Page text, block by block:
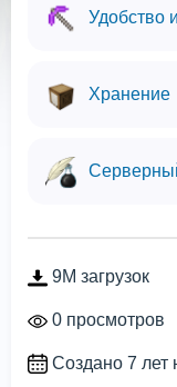
Удобство
Хранение
9M загрузок
0 просмотров
Создано 7 лет